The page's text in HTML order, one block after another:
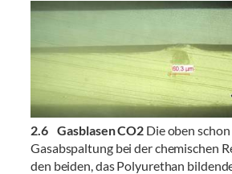
2.6 Gasblasen CO2 Die oben
Gasabspaltung bei der chemischen
den beiden, das Polyurethan